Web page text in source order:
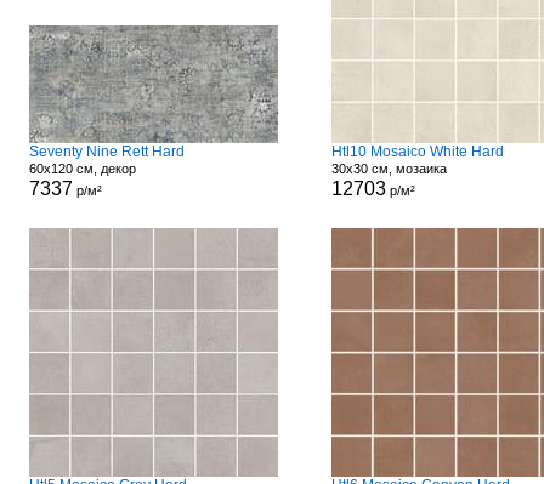
Seventy Nine Rett Hard
60x120 см, декор
7337 р/м²
Htl10 Mosaico White Hard
30x30 см, мозаика
12703р/м²